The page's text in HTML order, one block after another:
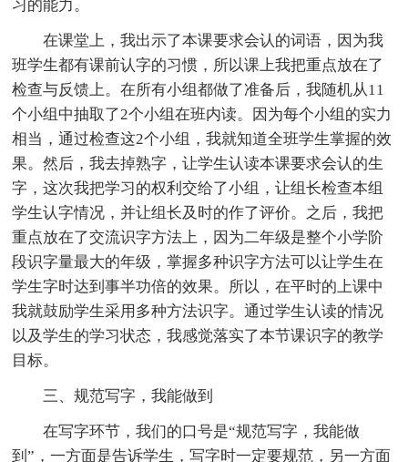
习的能力。
在课堂上，我出示了本课要求会认的词语，因为我
班学生都有课前认字的习惯，所以课上我把重点放在了
检查与反馈上。在所有小组都做了准备后，我随机从11
个小组中抽取了2个小组在班内读。因为每个小组的实力
相当，通过检查这2个小组，我就知道全班学生掌握的效
果。然后，我去掉熟字，让学生认读本课要求会认的生
字，这次我把学习的权利交给了小组，让组长检查本组
学生认字情况，并让组长及时的作了评价。之后，我把
重点放在了交流识字方法上，因为二年级是整个小学阶
段识字量最大的年级，掌握多种识字方法可以让学生在
学生字时达到事半功倍的效果。所以，在平时的上课中
我就鼓励学生采用多种方法识字。通过学生认读的情况
以及学生的学习状态，我感觉落实了本节课识字的教学
目标。
三、规范写字，我能做到
在写字环节，我们的口号是“规范写字，我能做
到”，一方面是告诉学生，写字时一定要规范，另一方面